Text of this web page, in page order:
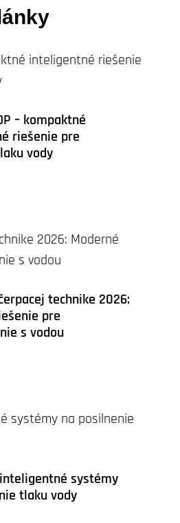
– kompaktné
riešenie pre
vody
technike 2026:
pre
s vodou
inteligentné systémy
tlaku vody